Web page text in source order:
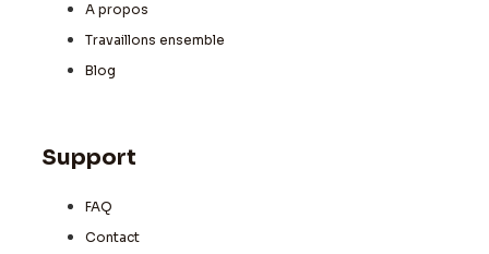
A propos
Travaillons ensemble
Blog
Support
FAQ
Contact